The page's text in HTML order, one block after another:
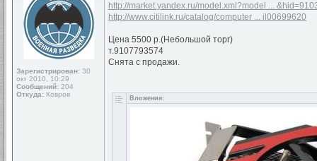
Зарегистрирован: 30
окт 2010, 10:29
Сообщений: 204
Откуда: Ковров
http://market.yandex.ru/model.xml?model ...
http://www.citilink.ru/catalog/computer ... il00699620
Цена 5500 р.(Небольшой торг)
т.9107793574
Снята с продажи.
Вложения: